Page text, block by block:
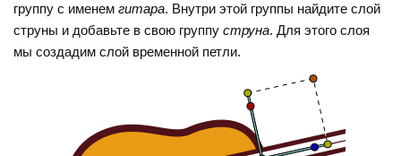
группу с именемгитара. Внутри этой группы найдите слой
струны и добавьте в свою группуструна. Для этого слоя
мы создадим слой временной петли.